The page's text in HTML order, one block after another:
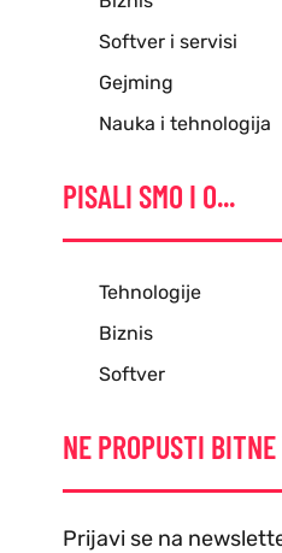
Softver i servisi
Gejming
Nauka i tehnologija
PISALI SMO I O...
Tehnologije
Biznis
Softver
NE PROPUSTI
Prijavi se na